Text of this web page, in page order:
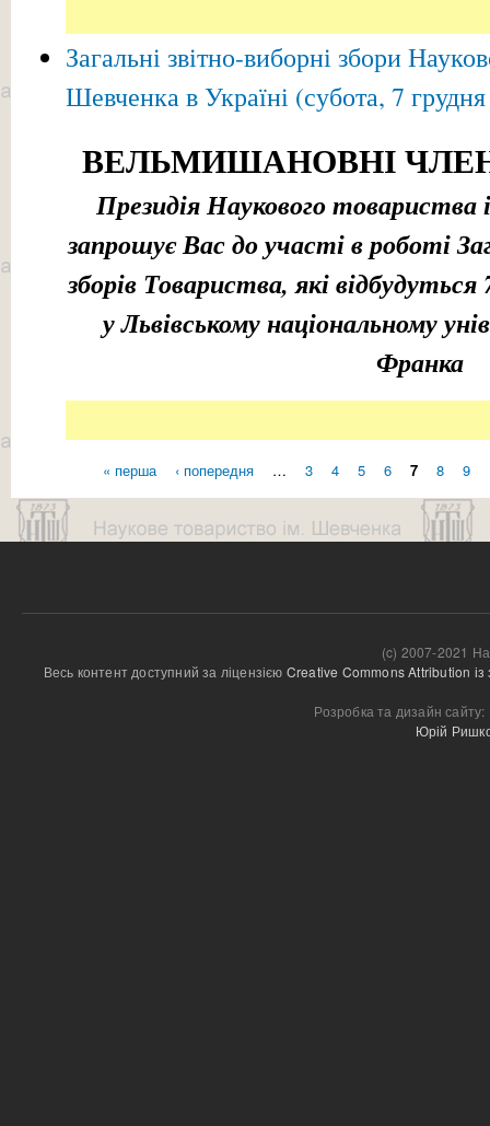
Загальні звітно-виборні збори
Шевченка в Україні (субота, 7
ВЕЛЬМИШАНОВНІ
Президія Наукового товариства
запрошує Вас до участі в роботі
зборів Товариства, які
у Львівському національному
Франка
Сторінки
« перша ‹ попередня … 3 4 5 6 7 8 9
(c) 2007-2021
Весь контент доступний за ліцензією Creative Commons Attribution
Розробка та дизайн сайту:
Юрій